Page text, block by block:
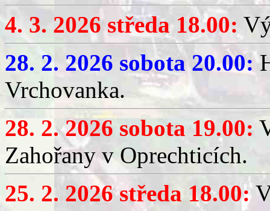
4. 3. 2026 středa 18.00:
28. 2. 2026 sobota 20.00:
Vrchovanka.
28. 2. 2026 sobota 19.00:
Zahořany v Oprechticích.
25. 2. 2026 středa 18.00: